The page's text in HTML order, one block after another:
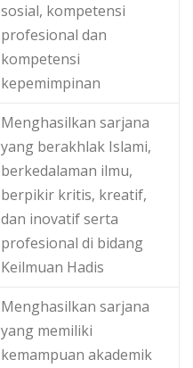
sosial, kompetensi
profesional dan
kompetensi
kepemimpinan
Menghasilkan sarjana
yang berakhlak Islami,
berkedalaman ilmu,
berpikir kritis, kreatif,
dan inovatif serta
profesional di bidang
Keilmuan Hadis
Menghasilkan sarjana
yang memiliki
kemampuan akademik